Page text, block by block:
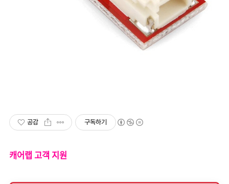
공감 구독하기
캐어랩 고객 지원